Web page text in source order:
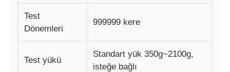
Test
Dönemleri
999999 kere
Test yükü
Standart yük 350g~2100g,
isteğe bağlı